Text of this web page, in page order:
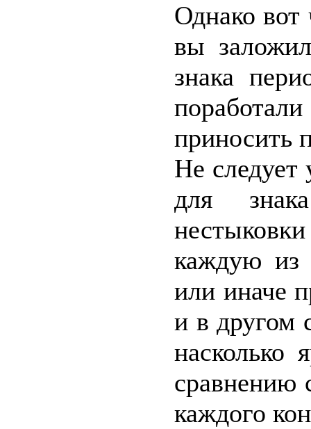
Однако вот
вы
знака
приносить
Не следует
для
каждую из
или иначе
и в другом
насколько
сравнению
каждого